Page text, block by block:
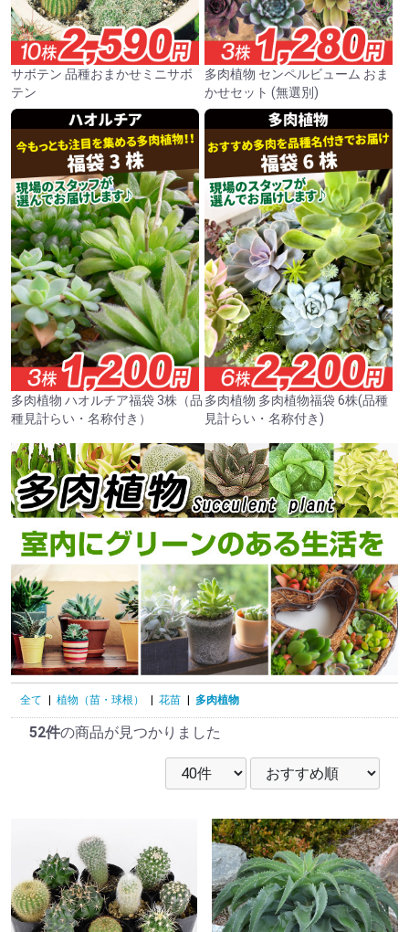
サボテン 品種おまかせミニサボ
テン
多肉植物 センペルビューム おま
かせセット (無選別)
多肉植物 ハオルチア福袋 3株（品
種見計らい・名称付き）
多肉植物 多肉植物福袋 6株(品種
見計らい・名称付き)
全て 植物（苗・球根） 花苗 多肉植物
52件の商品が見つかりました